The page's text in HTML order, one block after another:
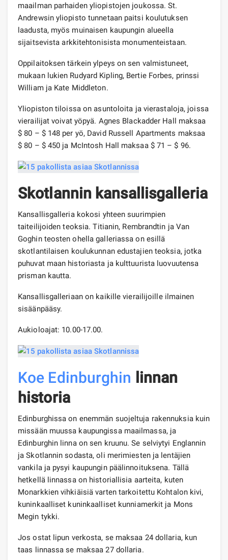
maailman parhaiden yliopistojen joukossa. St.
Andrewsin yliopisto tunnetaan paitsi koulutuksen
laadusta, myös muinaisen kaupungin alueella
sijaitsevista arkkitehtonisista monumenteistaan.
Oppilaitoksen tärkein ylpeys on sen valmistuneet,
mukaan lukien Rudyard Kipling, Bertie Forbes, prinssi
William ja Kate Middleton.
Yliopiston tiloissa on asuntoloita ja vierastaloja, joissa
vierailijat voivat yöpyä. Agnes Blackadder Hall maksaa
$ 80 – $ 148 per yö, David Russell Apartments maksaa
$ 80 – $ 450 ja McIntosh Hall maksaa $ 71 – $ 96.
Skotlannin kansallisgalleria
Kansallisgalleria kokosi yhteen suurimpien
taiteilijoiden teoksia. Titianin, Rembrandtin ja Van
Goghin teosten ohella galleriassa on esillä
skotlantilaisen koulukunnan edustajien teoksia, jotka
puhuvat maan historiasta ja kulttuurista luovuutensa
prisman kautta.
Kansallisgalleriaan on kaikille vierailijoille ilmainen
sisäänpääsy.
Aukioloajat: 10.00-17.00.
Koe Edinburghin linnan
historia
Edinburghissa on enemmän suojeltuja rakennuksia kuin
missään muussa kaupungissa maailmassa, ja
Edinburghin linna on sen kruunu. Se selviytyi Englannin
ja Skotlannin sodasta, oli merimiesten ja lentäjien
vankila ja pysyi kaupungin päälinnoituksena. Tällä
hetkellä linnassa on historiallisia aarteita, kuten
Monarkkien vihkiäisiä varten tarkoitettu Kohtalon kivi,
kuninkaalliset kuninkaalliset kunniamerkit ja Mons
Megin tykki.
Jos ostat lipun verkosta, se maksaa 24 dollaria, kun
taas linnassa se maksaa 27 dollaria.